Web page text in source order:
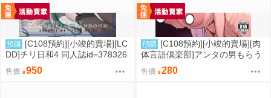
預購 [C108預約][小竣的賣場][LC
DD]チリ日和4 同人誌id=378326
售價 950
預購 [C108預約][小竣的賣場][肉
体言語倶楽部]アンタの男もらう
わよ 同人誌id=3768124
售價 280